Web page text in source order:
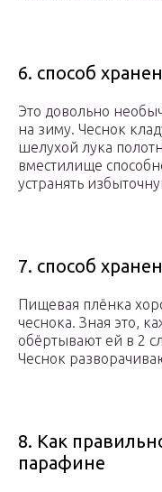
6. способ
Это довольно
на зиму. Чеснок
шелухой лука
вместилище
устранять
7. способ
Пищевая плёнка
чеснока. Зная это,
обёртывают ей в 2
Чеснок
8. Как
парафине